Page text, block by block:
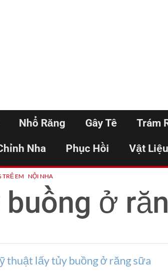
Nhổ Răng Gây Tê Trám
Nha Phục Hồi Vật Liệu
TRẺ EM NỘI NHA
ở
thuật lấy tủy buồng ở răng sữa